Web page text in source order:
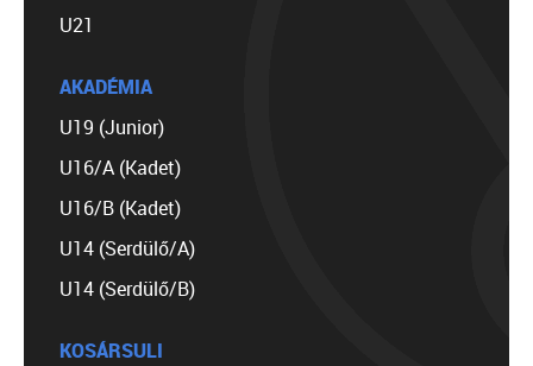
U21
AKADÉMIA
U19 (Junior)
U16/A (Kadet)
U16/B (Kadet)
U14 (Serdülő/A)
U14 (Serdülő/B)
KOSÁRSULI